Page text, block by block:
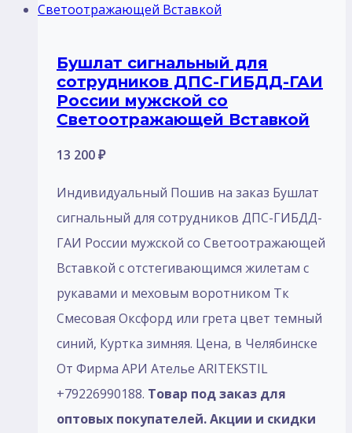
Бушлат сигнальный для
сотрудников ДПС-ГИБДД-ГАИ
России мужской со
Светоотражающей Вставкой
13 200₽
Индивидуальный Пошив на заказ Бушлат
сигнальный для сотрудников ДПС-ГИБДД-
ГАИ России мужской со Светоотражающей
Вставкой с отстегивающимся жилетам с
рукавами и меховым воротником Тк
Смесовая Оксфорд или грета цвет темный
синий, Куртка зимняя. Цена, в Челябинске
От Фирма АРИ Ателье ARITEKSTIL
+79226990188. Товар под заказ для
оптовых покупателей. Акции и скидки